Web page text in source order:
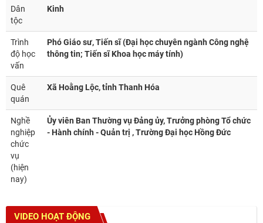
Dân
tộc
Kinh
Trình
độ học
vấn
Phó Giáo sư, Tiến sĩ (Đại học chuyên ngành Công nghệ
thông tin; Tiến sĩ Khoa học máy tính)
Quê
quán
Xã Hoằng Lộc, tỉnh Thanh Hóa
Nghề
nghiệp
chức
vụ
(hiện
nay)
Ủy viên Ban Thường vụ Đảng ủy, Trưởng phòng Tổ chức
- Hành chính - Quản trị , Trường Đại học Hồng Đức
VIDEO HOẠT ĐỘNG